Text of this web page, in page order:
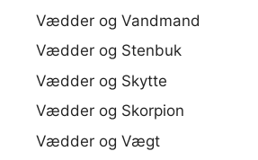
Vædder og Vandmand
Vædder og Stenbuk
Vædder og Skytte
Vædder og Skorpion
Vædder og Vægt